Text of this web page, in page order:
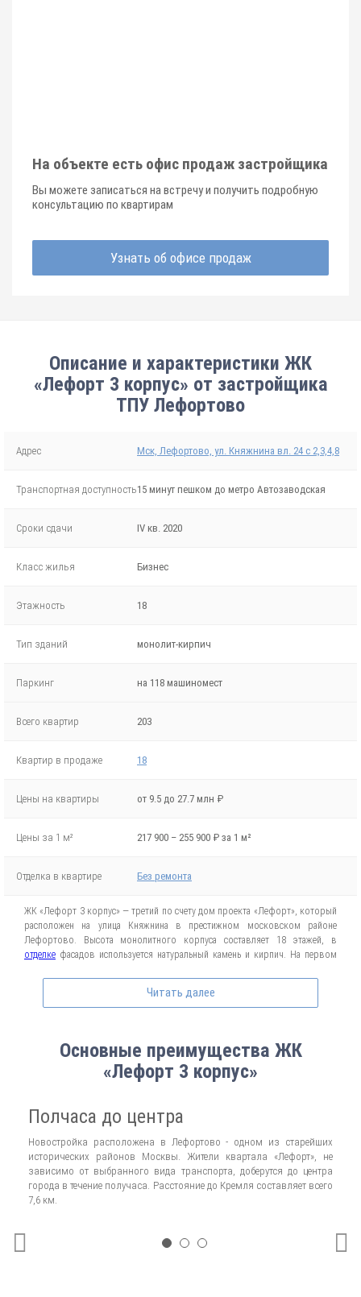
На объекте есть офис продаж застройщика
Вы можете записаться на встречу и получить подробную
консультацию по квартирам
Узнать об офисе продаж
Описание и характеристики ЖК
«Лефорт 3 корпус» от застройщика
ТПУ Лефортово
Адрес Мск, Лефортово, ул. Княжнина вл. 24 с 2,3,4,8
Транспортная доступность15 минут пешком до метро Автозаводская
Сроки сдачи IV кв. 2020
Класс жилья Бизнес
Этажность 18
Тип зданий монолит-кирпич
Паркинг на 118 машиномест
Всего квартир 203
Квартир в продаже 18
Цены на квартиры от 9.5 до 27.7 млн ₽
Цены за 1 м² 217 900 – 255 900 ₽ за 1 м²
Отделка в квартире Без ремонта
ЖК «Лефорт 3 корпус» — третий по счету дом проекта «Лефорт», который
расположен на улица Княжнина в престижном московском районе
Лефортово. Высота монолитного корпуса составляет 18 этажей, в
отделке фасадов используется натуральный камень и кирпич. На первом
Строительство дома завершат в конце 2020 года.
километре от набережной р.Яуза. Район укомплектован всей необходимой
инфраструктурой: больницами, школами, детскими садами и
продуктовыми магазинами. Дорога до центра города на машине займет не
более получаса, а на общественном транспорте — 40 минут. Любители пеших
центра.
На продажу поступили одно-, двух-, трех- и четырехкомнатные квартиры
без отделки. Минимальная площадь — 37 м², а самый просторный лот
составит 123,7 м². Приобрести жилье можно любым удобным вам
способом,цены и планировкипредставлены на нашем сайте в
соответствующем разделе.
Читать далее
Основные преимущества ЖК
«Лефорт 3 корпус»
Полчаса до центра
Новостройка расположена в Лефортово - одном из старейших
исторических районов Москвы. Жители квартала «Лефорт», не
зависимо от выбранного вида транспорта, доберутся до центра
города в течение получаса. Расстояние до Кремля составляет всего
7,6 км.